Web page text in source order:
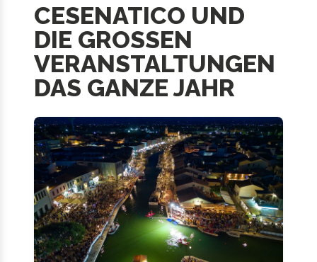
CESENATICO UND
DIE GROSSEN
VERANSTALTUNGEN
DAS GANZE JAHR